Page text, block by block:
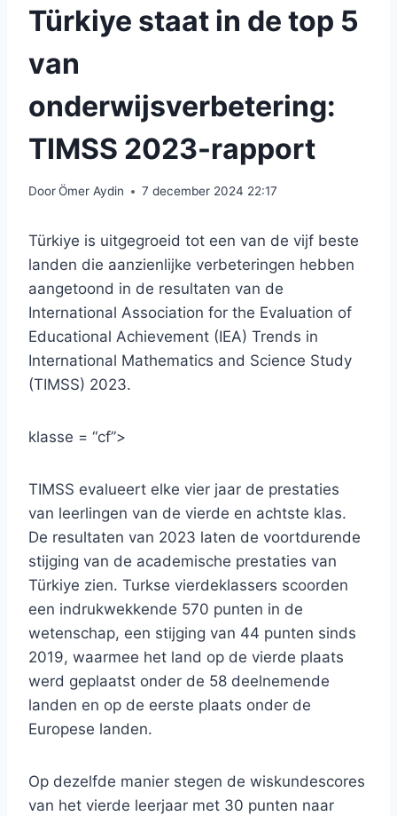
Türkiye staat in de top 5
van
onderwijsverbetering:
TIMSS 2023-rapport
DoorÖmer Aydin 7 december 2024 22:17
Türkiye is uitgegroeid tot een van de vijf beste
landen die aanzienlijke verbeteringen hebben
aangetoond in de resultaten van de
International Association for the Evaluation of
Educational Achievement (IEA) Trends in
International Mathematics and Science Study
(TIMSS) 2023.
klasse = “cf”>
TIMSS evalueert elke vier jaar de prestaties
van leerlingen van de vierde en achtste klas.
De resultaten van 2023 laten de voortdurende
stijging van de academische prestaties van
Türkiye zien. Turkse vierdeklassers scoorden
een indrukwekkende 570 punten in de
wetenschap, een stijging van 44 punten sinds
2019, waarmee het land op de vierde plaats
werd geplaatst onder de 58 deelnemende
landen en op de eerste plaats onder de
Europese landen.
Op dezelfde manier stegen de wiskundescores
van het vierde leerjaar met 30 punten naar